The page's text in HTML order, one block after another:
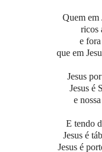
Quem em
ricos
e
que em
Jesus
Jesus é
e
E tendo
Jesus é
Jesus é